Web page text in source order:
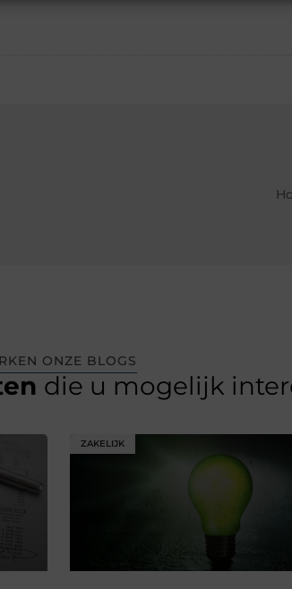
ONZE BLOGS
die u mogelijk
ZAKELIJK